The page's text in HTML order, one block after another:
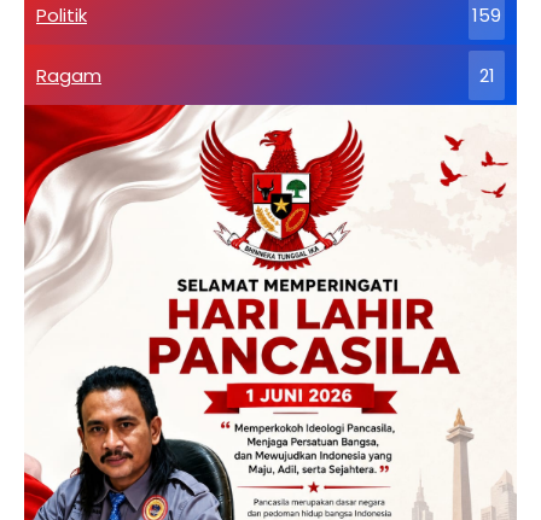
Politik 159
Ragam 21